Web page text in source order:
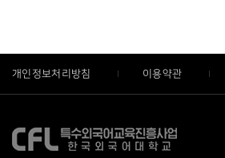
개인정보처리방침 이용약관